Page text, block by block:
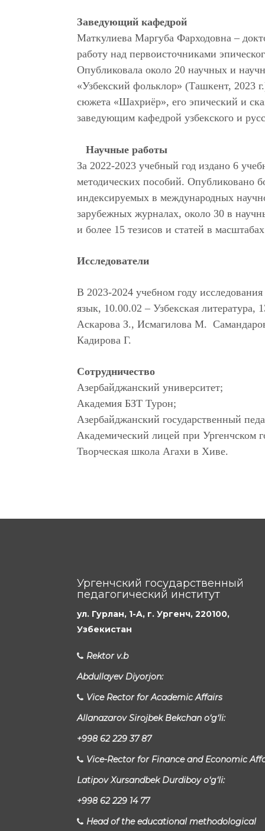
Заведующий кафедрой
Маткулиева Маргуба Фарходовна –
работу над первоисточниками
Опубликовала около 20 научных и
«Узбекский фольклор» (Ташкент, 2023
сюжета «Шахриёр», его эпический и
заведующим кафедрой
Научные работы
За 2022-2023 учебный год издано 6
методических пособий. Опубликовано
индексируемых в международных
зарубежных журналах, около 30 в
и более 15 тезисов и статей в
Исследователи
В 2023-2024 учебном году
язык, 10.00.02 – Узбекская
Аскарова З., Исмагилова М.
Кадирова Г.
Сотрудничество
Азербайджанский университет;
Академия БЗТ Турон;
Азербайджанский государственный
Академический лицей при Ургенчском
Творческая школа Агахи в Хиве.
Ургенчский государственный
педагогический институт
ул. Гурлан, 1-A, г. Ургенч, 220100,
Узбекистан
Rektor v.b
Abdullayev Diyorjon:
Vice Rector for Academic Affairs
Allanazarov Sirojbek Bekchan o‘g‘li:
+998 62 229 37 87
Vice-Rector for Finance and Economic
Latipov Xursandbek Durdiboy o‘g‘li:
+998 62 229 14 77
Head of the educational methodological